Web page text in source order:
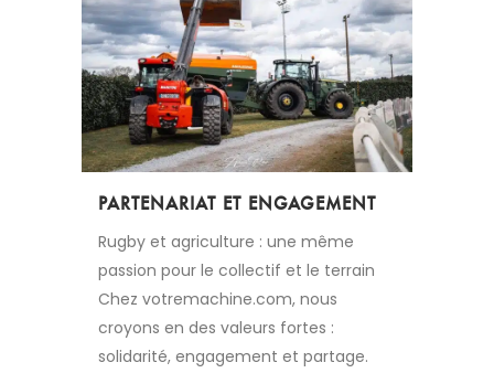
PARTENARIAT ET ENGAGEMENT
Rugby et agriculture : une même
passion pour le collectif et le terrain
Chez votremachine.com, nous
croyons en des valeurs fortes :
solidarité, engagement et partage.